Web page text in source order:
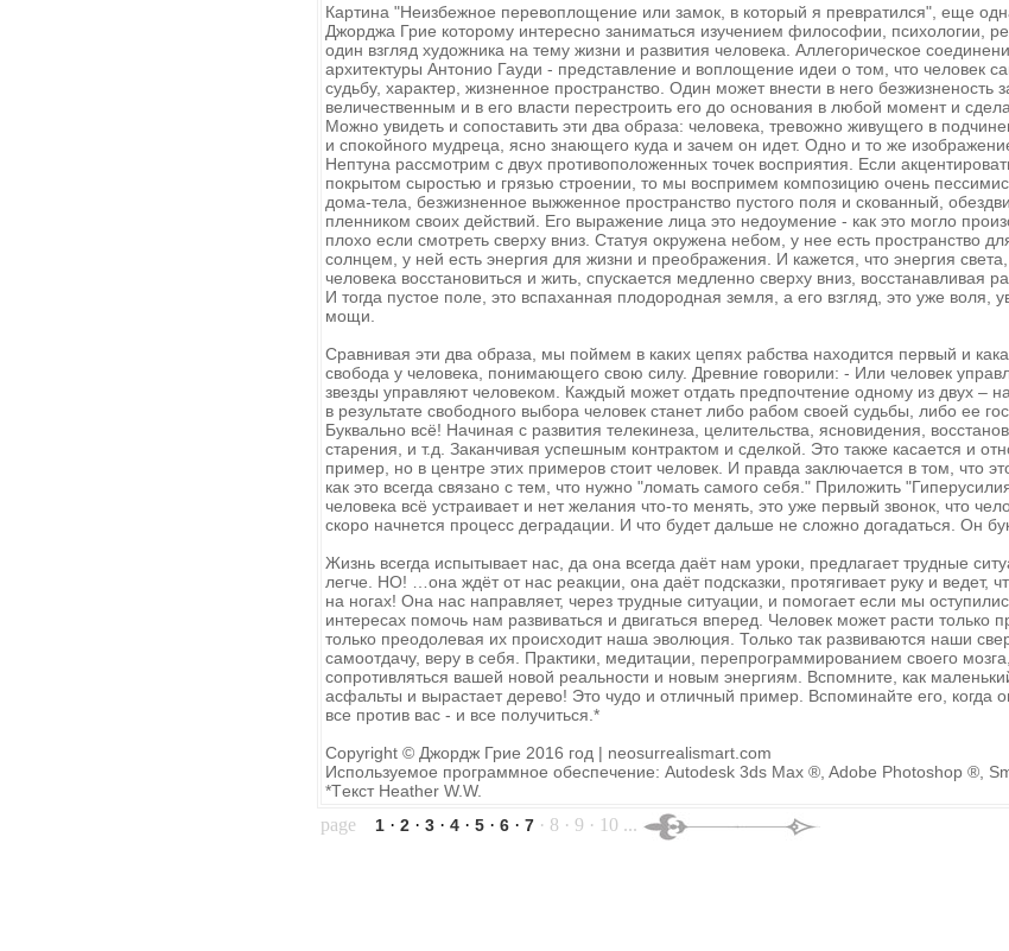
Картина "Неизбежное перевоплощение или замок, в который я превратился", еще
Джорджа Грие которому интересно заниматься изучением философии, психологии,
один взгляд художника на тему жизни и развития человека. Аллегорическое
архитектуры Антонио Гауди - представление и воплощение идеи о том, что человек
судьбу, характер, жизненное пространство. Один может внести в него безжизненость
величественным и в его власти перестроить его до основания в любой момент и
Можно увидеть и сопоставить эти два образа: человека, тревожно живущего в
и спокойного мудреца, ясно знающего куда и зачем он идет. Одно и то же
Нептуна рассмотрим с двух противоположенных точек восприятия. Если
покрытом сыростью и грязью строении, то мы воспримем композицию очень
дома-тела, безжизненное выжженное пространство пустого поля и скованный,
пленником своих действий. Его выражение лица это недоумение - как это могло
плохо если смотреть сверху вниз. Статуя окружена небом, у нее есть пространство
солнцем, у ней есть энергия для жизни и преображения. И кажется, что энергия
человека восстановиться и жить, спускается медленно сверху вниз, восстанавливая
И тогда пустое поле, это вспаханная плодородная земля, а его взгляд, это уже воля,
мощи.
Сравнивая эти два образа, мы поймем в каких цепях рабства находится первый и
свобода у человека, понимающего свою силу. Древние говорили: - Или человек
звезды управляют человеком. Каждый может отдать предпочтение одному из двух –
в результате свободного выбора человек станет либо рабом своей cудьбы, либо ее
Буквально всё! Начиная с развития телекинеза, целительства, ясновидения,
старения, и т.д. Заканчивая успешным контрактом и сделкой. Это также касается и
пример, но в центре этих примеров стоит человек. И правда заключается в том, что
как это всегда связано с тем, что нужно "ломать самого себя." Приложить
человека всё устраивает и нет желания что-то менять, это уже первый звонок, что
скоро начнется процесс деградации. И что будет дальше не сложно догадаться. Он
Жизнь всегда испытывает нас, да она всегда даёт нам уроки, предлагает трудные
легче. НО! …она ждёт от нас реакции, она даёт подсказки, протягивает руку и ведет,
на ногах! Она нас направляет, через трудные ситуации, и помогает если мы
интересах помочь нам развиваться и двигаться вперед. Человек может расти только
только преодолевая их происходит наша эволюция. Только так развиваются наши
самоотдачу, веру в себя. Практики, медитации, перепрограммированием своего
сопротивляться вашей новой реальности и новым энергиям. Вспомните, как
асфальты и вырастает дерево! Это чудо и отличный пример. Вспоминайте его, когда
все против вас - и все получиться.*
Copyright © Джордж Грие 2016 год | neosurrealismart.com
Используемое программное обеспечение: Autodesk 3ds Max ®, Adobe Photoshop ®,
*Tекст Heather W.W.
page 1 · 2 · 3 · 4 · 5 · 6 · 7 · 8 · 9 · 10 ...